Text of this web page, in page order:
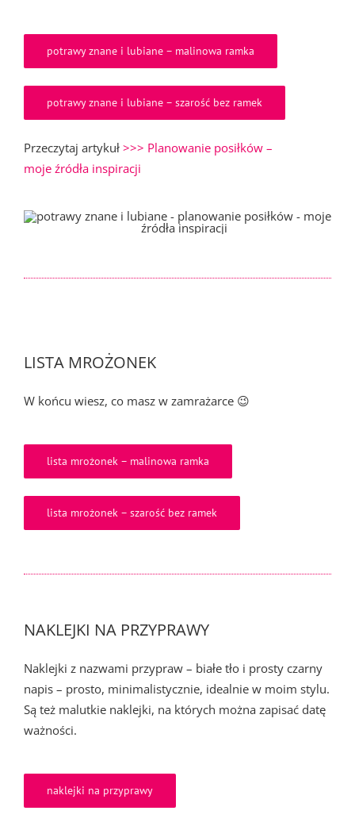
potrawy znane i lubiane – malinowa ramka
potrawy znane i lubiane – szarość bez ramek
Przeczytaj artykuł >>> Planowanie posiłków –
moje źródła inspiracji
LISTA MROŻONEK
W końcu wiesz, co masz w zamrażarce 😉
lista mrożonek – malinowa ramka
lista mrożonek – szarość bez ramek
NAKLEJKI NA PRZYPRAWY
Naklejki z nazwami przypraw – białe tło i prosty czarny
napis – prosto, minimalistycznie, idealnie w moim stylu.
Są też malutkie naklejki, na których można zapisać datę
ważności.
naklejki na przyprawy